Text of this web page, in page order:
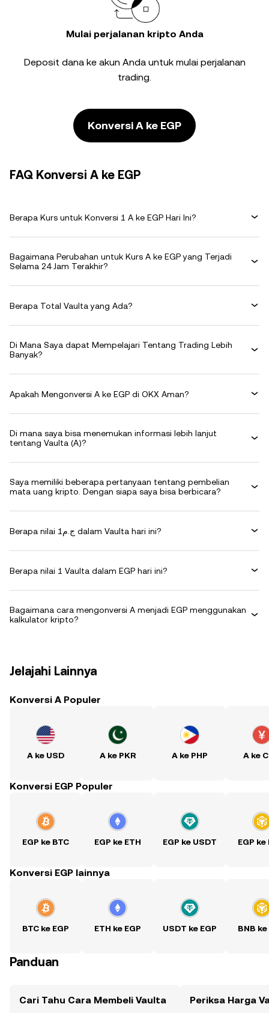
Mulai perjalanan kripto Anda
Deposit dana ke akun Anda untuk mulai perjalanan
trading.
Konversi A ke EGP
FAQ Konversi A ke EGP
Berapa Kurs untuk Konversi 1 A ke EGP Hari Ini?
Bagaimana Perubahan untuk Kurs A ke EGP yang Terjadi
Selama 24 Jam Terakhir?
Berapa Total Vaulta yang Ada?
Di Mana Saya dapat Mempelajari Tentang Trading Lebih
Banyak?
Apakah Mengonversi A ke EGP di OKX Aman?
Di mana saya bisa menemukan informasi lebih lanjut
tentang Vaulta (A)?
Saya memiliki beberapa pertanyaan tentang pembelian
mata uang kripto. Dengan siapa saya bisa berbicara?
Berapa nilai ج.م1 dalam Vaulta hari ini?
Berapa nilai 1 Vaulta dalam EGP hari ini?
Bagaimana cara mengonversi A menjadi EGP menggunakan
kalkulator kripto?
Jelajahi Lainnya
Konversi A Populer
A ke USD A ke PKR A ke PHP A ke
Konversi EGP Populer
EGP ke BTC EGP ke ETH EGP ke USDT EGP ke
Konversi EGP lainnya
BTC ke EGP ETH ke EGP USDT ke EGP BNB ke
Panduan
Cari Tahu Cara Membeli Vaulta Periksa Harga